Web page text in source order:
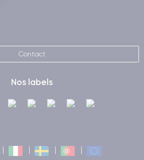
Contact
Nos labels